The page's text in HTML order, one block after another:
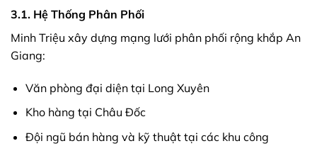
3.1. Hệ Thống Phân Phối
Minh Triệu xây dựng mạng lưới phân phối rộng khắp An
Giang:
Văn phòng đại diện tại Long Xuyên
Kho hàng tại Châu Đốc
Đội ngũ bán hàng và kỹ thuật tại các khu công